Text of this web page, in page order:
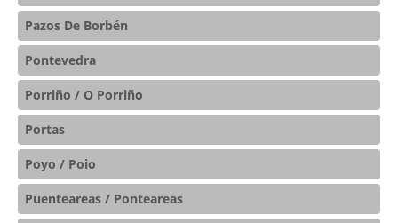
Pazos De Borbén
Pontevedra
Porriño / O Porriño
Portas
Poyo / Poio
Puenteareas / Ponteareas